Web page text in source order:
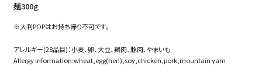
麺300g
※大判POPはお持ち帰り不可です。
アレルギー(28品目)：小麦、卵、大豆、鶏肉、豚肉、やまいも
Allergy information:wheat,egg(hen),soy,chicken,pork,mountain yam